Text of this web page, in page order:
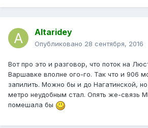
Altaridey
Опубликовано 28 сентября, 2016
Вот про это и разговор, что поток на
Варшавке вполне ого-го. Так что и 906
запилить. Можно бы и до Нагатинской,
метро неудобным стал. Опять же-связь
помешала бы